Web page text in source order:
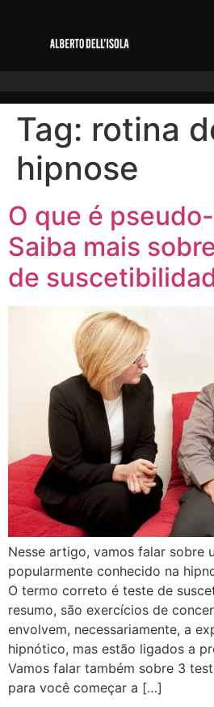
Tag: rotina
hipnose
O que é
Saiba mais
de
Nesse artigo, vamos falar sobre
popularmente conhecido na
O termo correto é teste de
resumo, são exercícios de
envolvem, necessariamente, a
hipnótico, mas estão ligados a
Vamos falar também sobre 3
para você começar a […]